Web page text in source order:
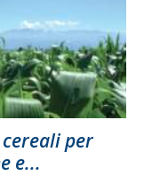
per
e...